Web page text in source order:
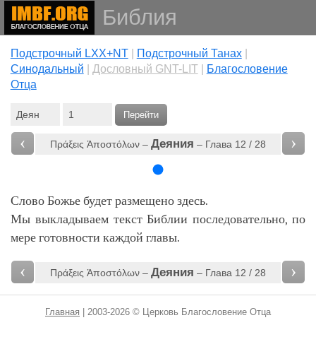
Библия
Подстрочный LXX+NT| Подстрочный Танах|
Cинодальный
Дословный GNT-LIT|
Благословение
Отца
Перейти
‹ Πράξεις Ἀποστόλων – Деяния – Глава 12 / 28 ›
Слово Божье будет размещено здесь.
Мы выкладываем текст Библии последовательно, по
мере готовности каждой главы.
‹ Πράξεις Ἀποστόλων – Деяния – Глава 12 / 28 ›
Главная | 2003-2026 © Церковь Благословение Отца